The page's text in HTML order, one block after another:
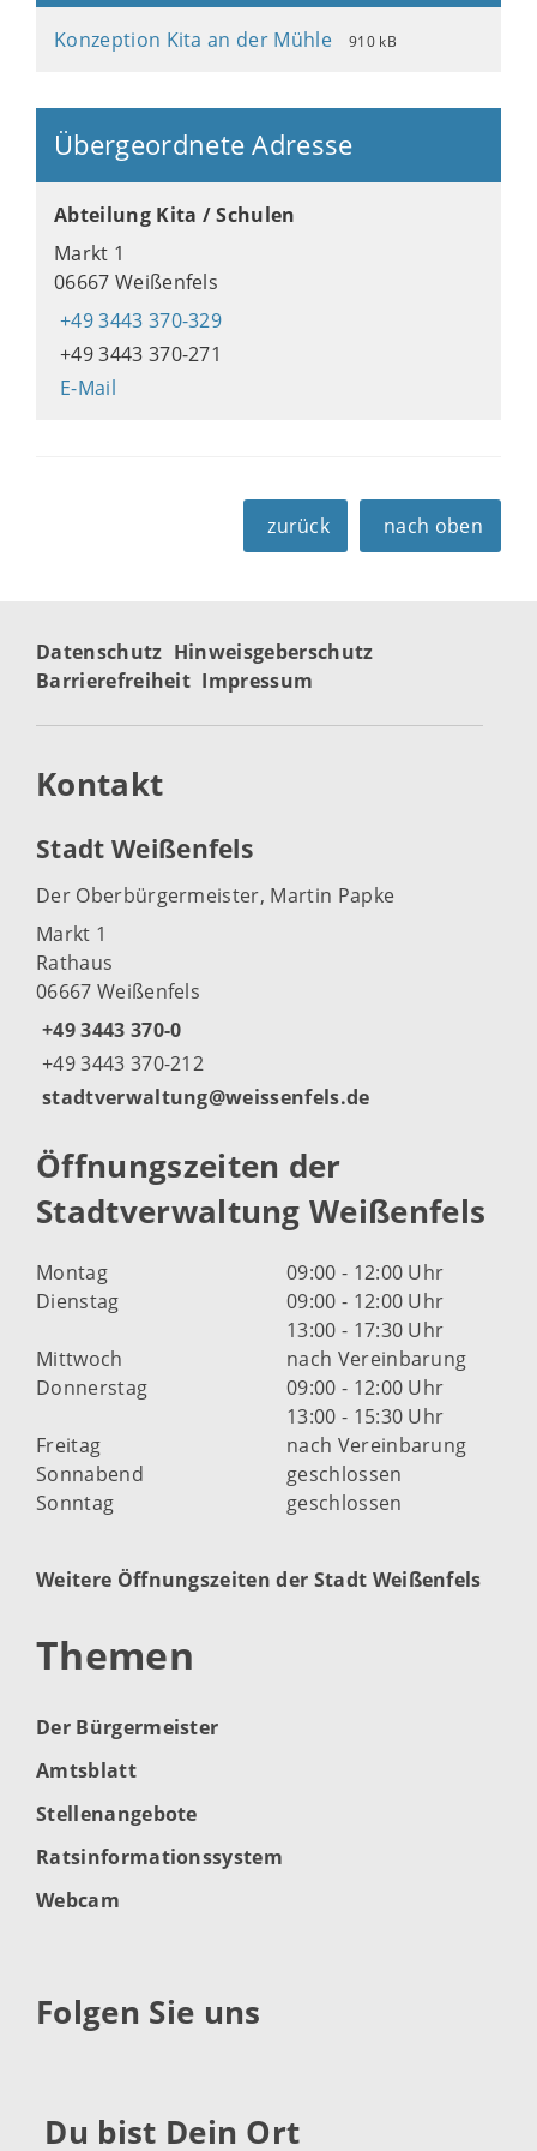
Konzeption Kita an der Mühle 910 kB
Übergeordnete Adresse
Abteilung Kita / Schulen
Markt 1
06667 Weißenfels
+49 3443 370-329
+49 3443 370-271
E-Mail
zurück nach oben
Datenschutz Hinweisgeberschutz
Barrierefreiheit Impressum
Kontakt
Stadt Weißenfels
Der Oberbürgermeister, Martin Papke
Markt 1
Rathaus
06667 Weißenfels
+49 3443 370-0
+49 3443 370-212
stadtverwaltung@weissenfels.de
Öffnungszeiten der
Stadtverwaltung Weißenfels
Montag
09:00 - 12:00 Uhr
Dienstag
09:00 - 12:00 Uhr
13:00 - 17:30 Uhr
Mittwoch
nach Vereinbarung
Donnerstag
09:00 - 12:00 Uhr
13:00 - 15:30 Uhr
Freitag
nach Vereinbarung
Sonnabend
geschlossen
Sonntag
geschlossen
Weitere Öffnungszeiten der Stadt Weißenfels
Themen
Der Bürgermeister
Amtsblatt
Stellenangebote
Ratsinformationssystem
Webcam
Folgen Sie uns
Du bist Dein Ort